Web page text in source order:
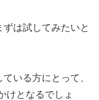
は試してみたいと
いる方にとって、
けとなるでしょ